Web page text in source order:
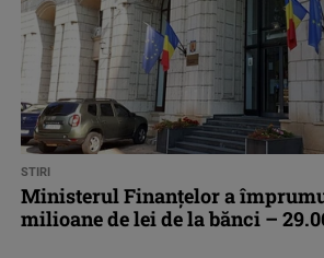
STIRI
Ministerul Finanţelor a
milioane de lei de la bănci –